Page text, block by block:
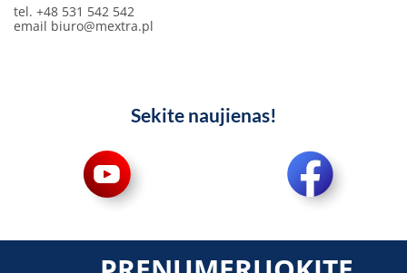
tel. +48 531 542 542
email biuro@mextra.pl
Sekite naujienas!